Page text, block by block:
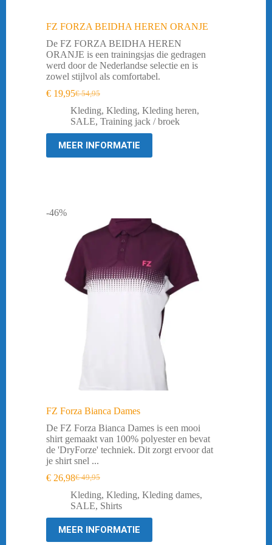
FZ FORZA BEIDHA HEREN ORANJE
De FZ FORZA BEIDHA HEREN
ORANJE is een trainingsjas die gedragen
werd door de Nederlandse selectie en is
zowel stijlvol als comfortabel.
€54,95
Oorspronkelijke
prijs
was:
€ 54,95.
€ 19,95Huidige
prijs
is:
€ 19,95.
Kleding, Kleding, Kleding heren,
SALE, Training jack / broek
MEER INFORMATIE
-46%
FZ Forza Bianca Dames
De FZ Forza Bianca Dames is een mooi
shirt gemaakt van 100% polyester en bevat
de 'DryForze' techniek. Dit zorgt ervoor dat
je shirt snel ...
€49,95
Oorspronkelijke
prijs
was:
€ 26,98Huidige
prijs
is:
Kleding, Kleding, Kleding dames,
SALE, Shirts
MEER INFORMATIE